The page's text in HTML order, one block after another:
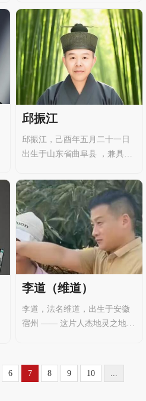
方法，被大众尊称为 “魏大
师”。他深耕传统文化数十年，
服务客户数以万计，以专业素
养与真诚态度在业内树立极高
威望，获广泛赞誉与信赖。
邱振江
邱振江，己酉年五月二十一日
出生于山东省曲阜县 ，兼具易
及和田玉器等艺术品的交流与
收藏多重身份 。注重实践，学
以致用，擅长将传统易学与现
代生活融会贯通，其学术成果
涵盖多领域的文化研究与实
践。
李道（维道）
李道，法名维道，出生于安徽
宿州 —— 这片人杰地灵之地，
三教兼修并蓄的态度，热衷探
寻名山古刹、拜师问道，在不
6 7 8 9 10 ...